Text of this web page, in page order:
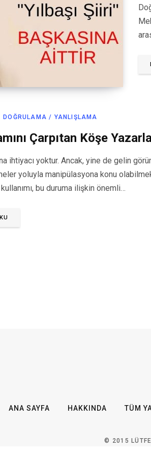
DOĞRULAMA / YANLIŞLAMA
Çarpıtan Köşe
ihtiyacı yoktur. Ancak, yine de gelin
yoluyla manipülasyona konu
bu duruma ilişkin önemli…
ANA SAYFA HAKKINDA TÜM
© 2015